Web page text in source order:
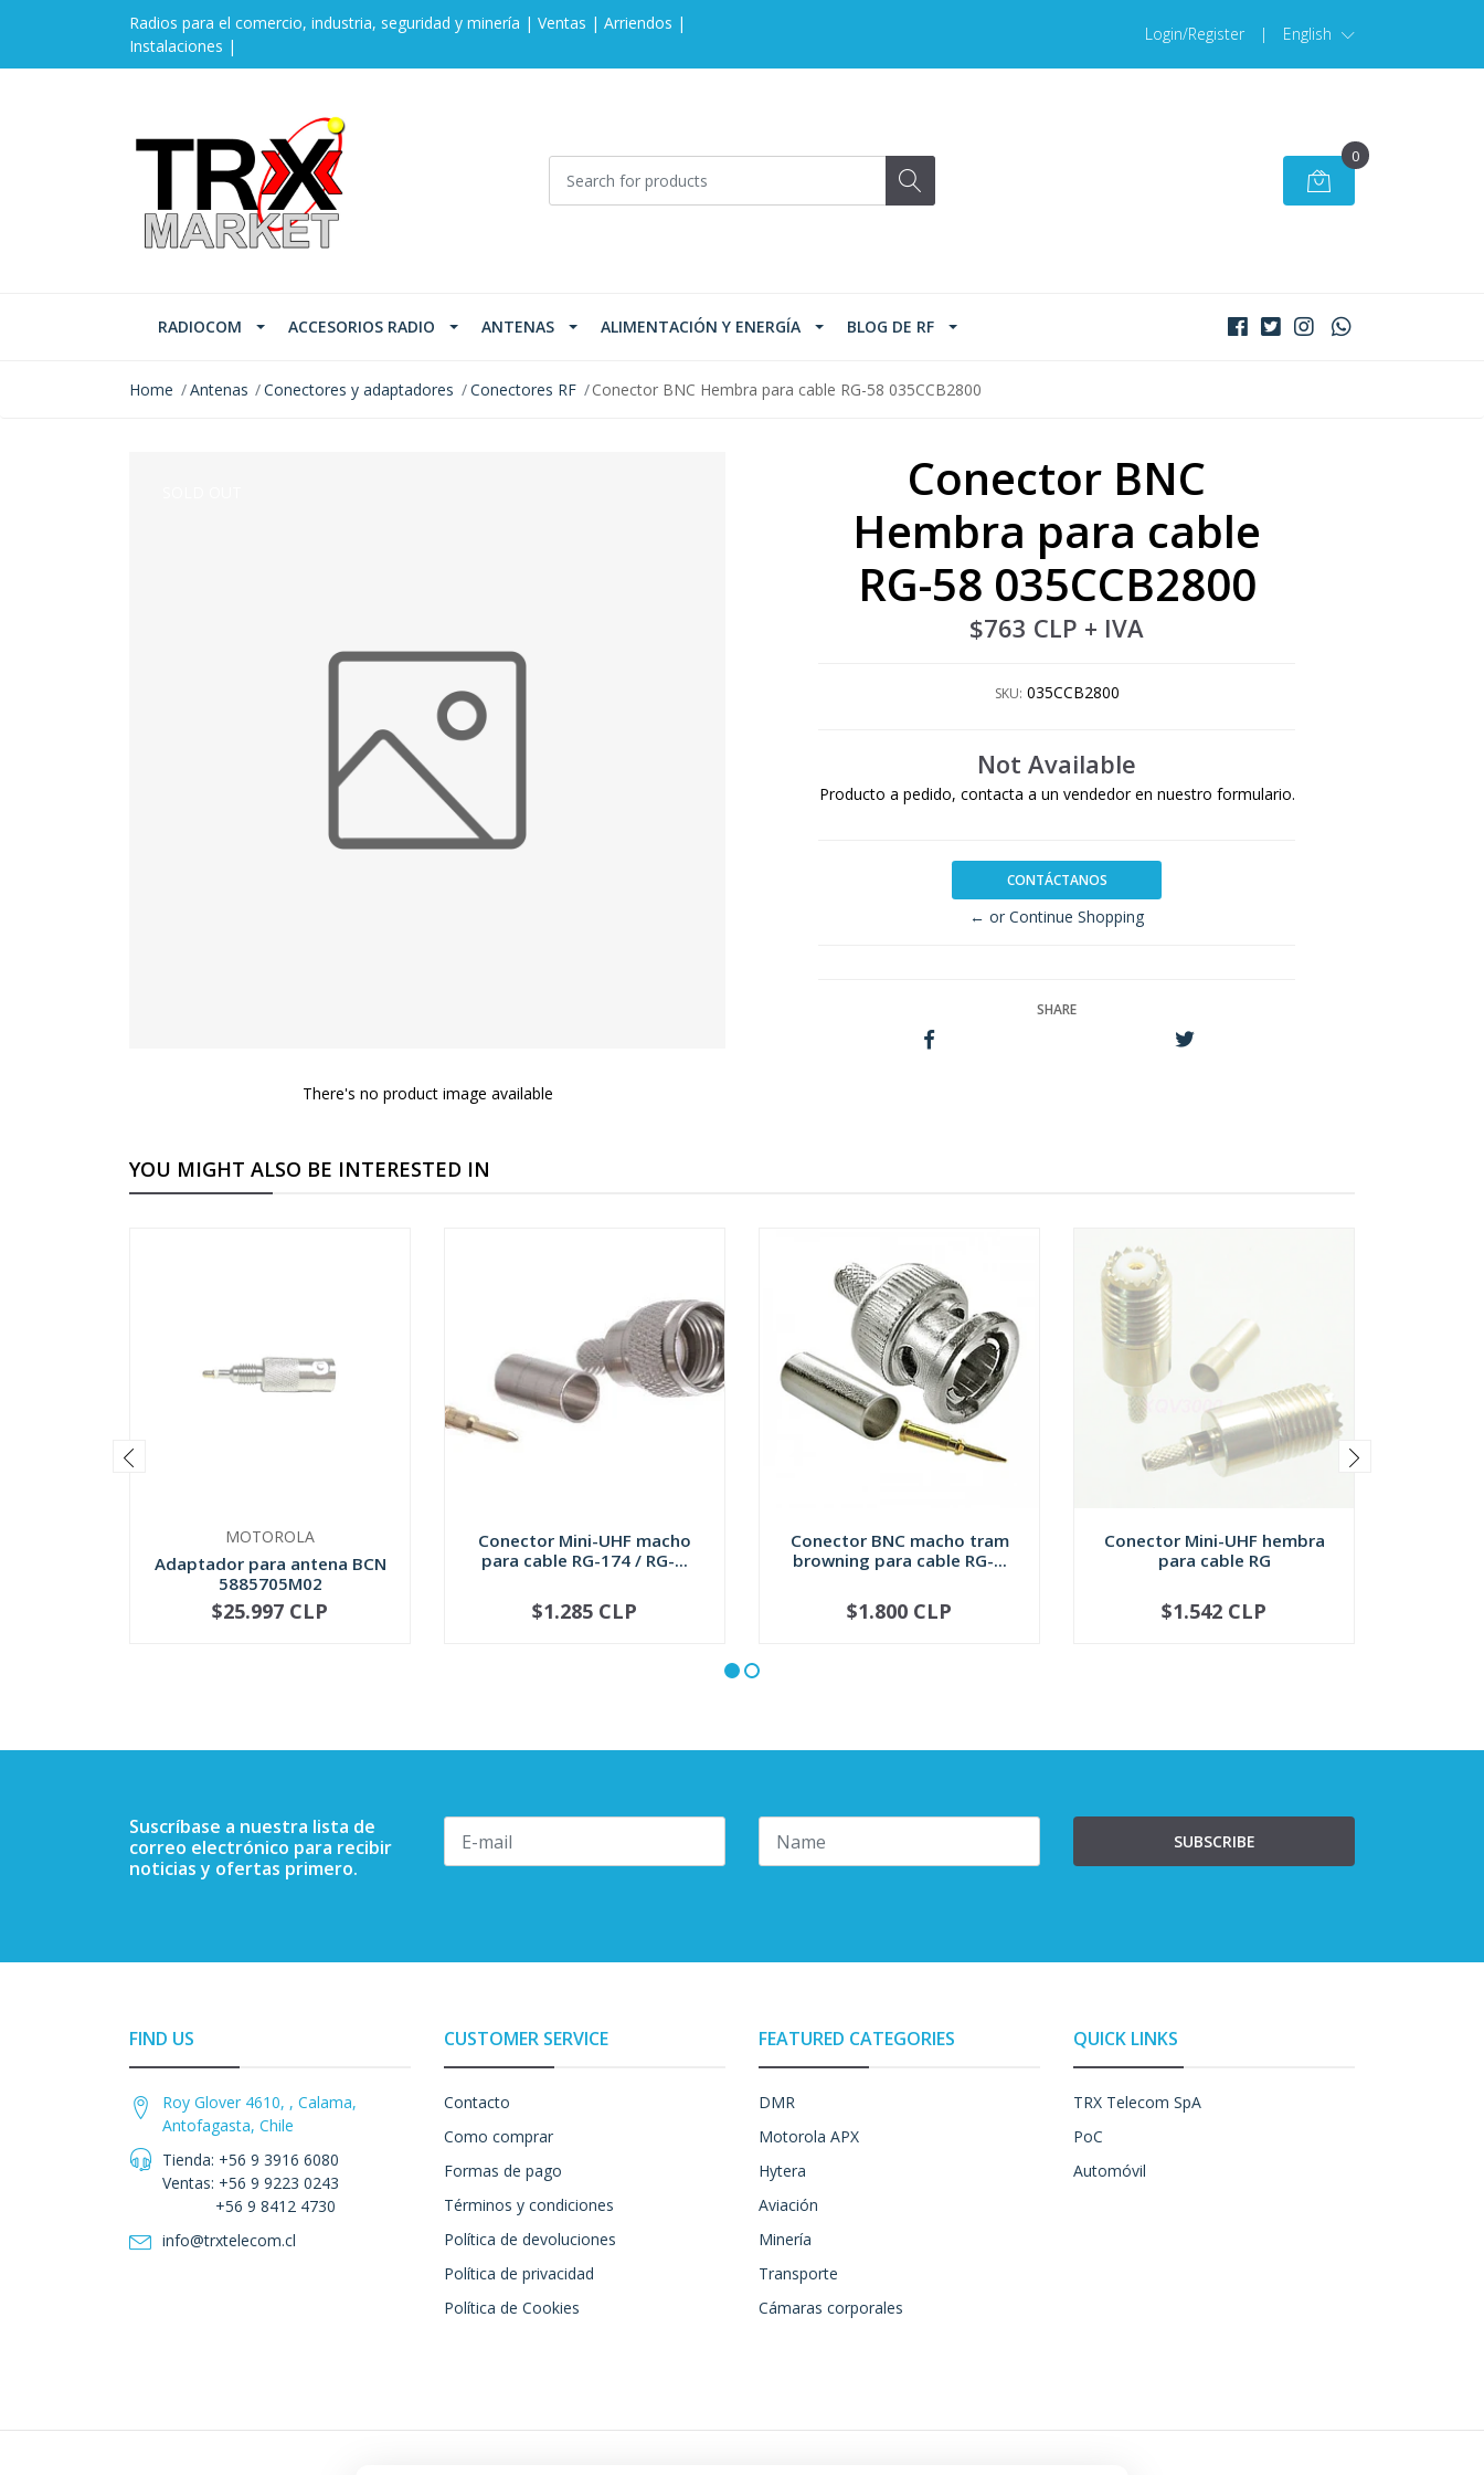
Radios para el comercio, industria, seguridad y minería | Ventas | Arriendos |
Instalaciones |
Login/Register | English
0
RADIOCOM ACCESORIOS RADIO ANTENAS ALIMENTACIÓN Y ENERGÍA BLOG DE RF
Home Antenas Conectores y adaptadores Conectores RF Conector BNC Hembra para cable RG-58 035CCB2800
There's no product image available
Conector BNC
Hembra para cable
RG-58 035CCB2800
$763 CLP + IVA
SKU: 035CCB2800
Not Available
Producto a pedido, contacta a un vendedor en nuestro formulario.
CONTÁCTANOS
← or Continue Shopping
SHARE
YOU MIGHT ALSO BE INTERESTED IN
MOTOROLA
Adaptador para antena BCN
5885705M02
NOT AVAILABLE
$25.997 CLP
Conector Mini-UHF macho
para cable RG-174 / RG-...
+
$1.285 CLP
Conector BNC macho tram
browning para cable RG-...
+
$1.800 CLP
Conector Mini-UHF hembra
para cable RG
NOT AVAILABLE
$1.542 CLP
Suscríbase a nuestra lista de
correo electrónico para recibir
noticias y ofertas primero.
SUBSCRIBE
FIND US
Roy Glover 4610, , Calama,
Antofagasta, Chile
Tienda: +56 9 3916 6080
Ventas: +56 9 9223 0243
+56 9 8412 4730
info@trxtelecom.cl
CUSTOMER SERVICE
Contacto
Como comprar
Formas de pago
Términos y condiciones
Política de devoluciones
Política de privacidad
Política de Cookies
FEATURED CATEGORIES
DMR
Motorola APX
Hytera
Aviación
Minería
Transporte
Cámaras corporales
QUICK LINKS
TRX Telecom SpA
PoC
Automóvil